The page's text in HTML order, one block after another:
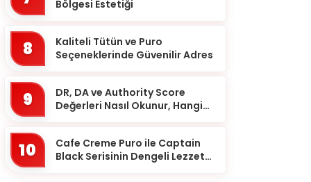
Bölgesi Estetiği
8
Kaliteli Tütün ve Puro
Seçeneklerinde Güvenilir Adres
9
DR, DA ve Authority Score
Değerleri Nasıl Okunur, Hangi
10
Cafe Creme Puro ile Captain
Black Serisinin Dengeli Lezzet
Bolu
Bursa
Çankırı
Denizli
Diyarbakır